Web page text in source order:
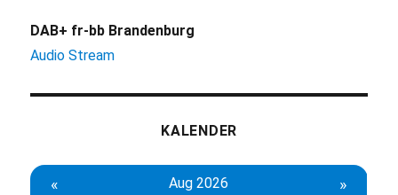
DAB+ fr-bb Brandenburg
Audio Stream
KALENDER
« Aug 2026 »